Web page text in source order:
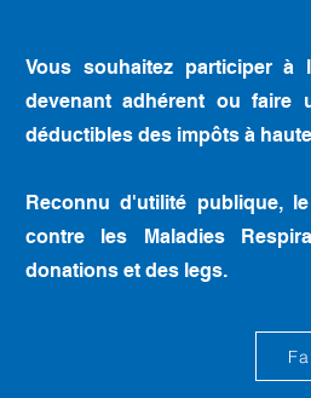
Vous souhaitez participer à
devenant adhérent ou
déductibles des impôts à
Reconnu d'utilité publique,
contre les Maladies
donations et des legs.